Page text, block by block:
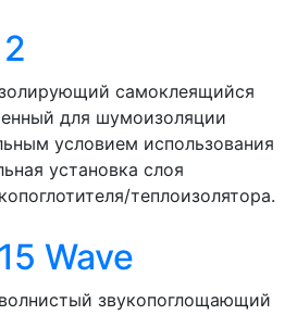
самоклеящийся
для шумоизоляции
условием использования
установка слоя
теплоизолятора.
Wave
звукопоглощающий